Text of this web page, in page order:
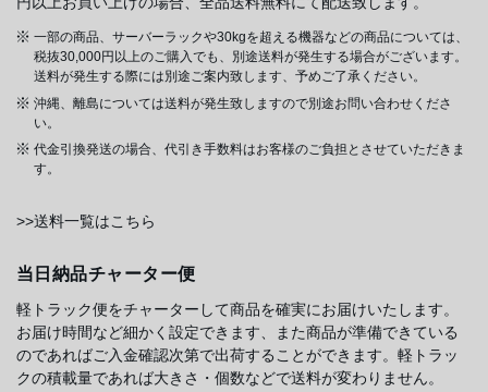
一部の商品、サーバーラックや30kgを超える機器などの商品については、
税抜30,000円以上のご購入でも、別途送料が発生する場合がございます。
送料が発生する際には別途ご案内致します、予めご了承ください。
沖縄、離島については送料が発生致しますので別途お問い合わせくださ
い。
代金引換発送の場合、代引き手数料はお客様のご負担とさせていただきま
す。
>>送料一覧はこちら
当日納品チャーター便
軽トラック便をチャーターして商品を確実にお届けいたします。
お届け時間など細かく設定できます、また商品が準備できている
のであればご入金確認次第で出荷することができます。軽トラッ
クの積載量であれば大きさ・個数などで送料が変わりません。